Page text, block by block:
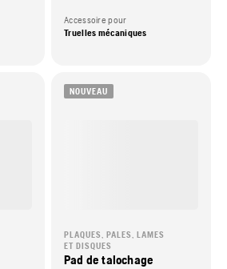
Accessoire pour
Truelles mécaniques
NOUVEAU
PLAQUES, PALES, LAMES
ET DISQUES
Pad de talochage